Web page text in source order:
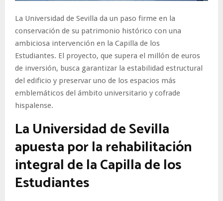
La Universidad de Sevilla da un paso firme en la
conservación de su patrimonio histórico con una
ambiciosa intervención en la Capilla de los
Estudiantes. El proyecto, que supera el millón de euros
de inversión, busca garantizar la estabilidad estructural
del edificio y preservar uno de los espacios más
emblemáticos del ámbito universitario y cofrade
hispalense.
La Universidad de Sevilla
apuesta por la rehabilitación
integral de la Capilla de los
Estudiantes